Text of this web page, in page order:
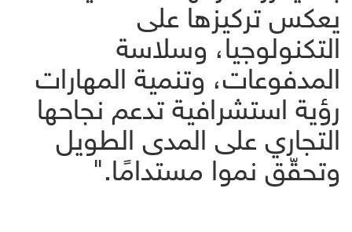
يعكس تركيزها على
التكنولوجيا، وسلاسة
المدفوعات، وتنمية المهارات
رؤية استشرافية تدعم نجاحها
التجاري على المدى الطويل
وتحقّق نموا مستدامًا."